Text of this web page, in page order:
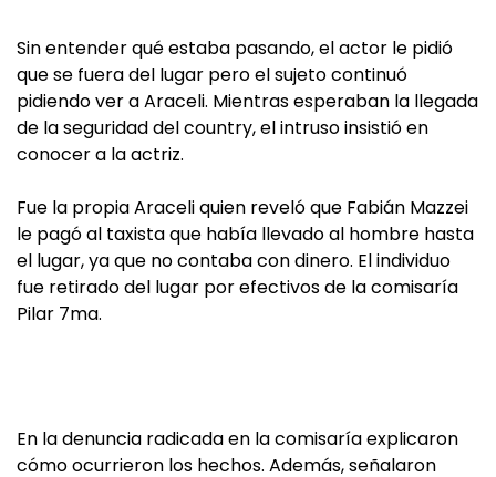
Sin entender qué estaba pasando, el actor le pidió
que se fuera del lugar pero el sujeto continuó
pidiendo ver a Araceli. Mientras esperaban la llegada
de la seguridad del country, el intruso insistió en
conocer a la actriz.
Fue la propia Araceli quien reveló que Fabián Mazzei
le pagó al taxista que había llevado al hombre hasta
el lugar, ya que no contaba con dinero. El individuo
fue retirado del lugar por efectivos de la comisaría
Pilar 7ma.
En la denuncia radicada en la comisaría explicaron
cómo ocurrieron los hechos. Además, señalaron